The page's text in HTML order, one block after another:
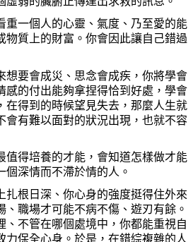
一個人的心靈、氣度、乃至愛的能
物質上的財富。你會因此讓自己錯過
要會成災、思念會成疾，你將學會
感的付出能夠拿捏得恰到好處，學會
在得到的時候望見失去，那麼人生就
會有難以面對的狀況出現，也就不容
得培養的才能，會知道怎樣做才能
深情而不滯於情的人。
根日深、你心身的強度挺得住外來
、職場才可能不病不傷、遊刃有餘。
、不管在哪個處境中，你都能重視自
力保全心身。於是，在錯綜複雜的人